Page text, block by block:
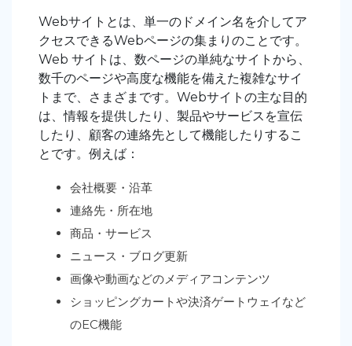
Webサイトとは、単一のドメイン名を介してア
クセスできるWebページの集まりのことです。
Web サイトは、数ページの単純なサイトから、
数千のページや高度な機能を備えた複雑なサイ
トまで、さまざまです。Webサイトの主な目的
は、情報を提供したり、製品やサービスを宣伝
したり、顧客の連絡先として機能したりするこ
とです。例えば：
会社概要・沿革
連絡先・所在地
商品・サービス
ニュース・ブログ更新
画像や動画などのメディアコンテンツ
ショッピングカートや決済ゲートウェイなど
のEC機能